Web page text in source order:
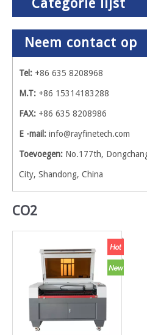
Categorie lijst
Neem contact op
Tel: +86 635 8208968
M.T: +86 15314183288
FAX: +86 635 8208986
E -mail: info@rayfinetech.com
Toevoegen: No.177th,
City, Shandong, China
CO2